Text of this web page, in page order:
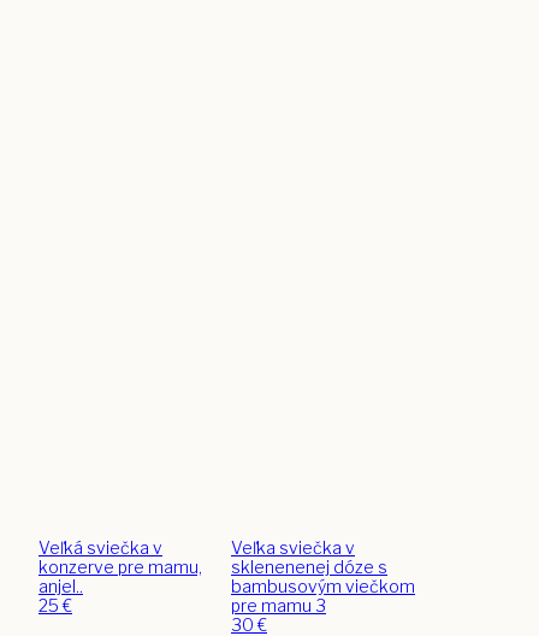
Veľká sviečka v
konzerve pre mamu,
anjel..
25€
Veľka sviečka v
sklenenenej dóze s
bambusovým viečkom
pre mamu 3
30€